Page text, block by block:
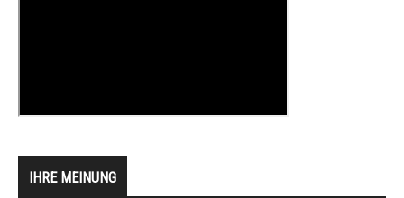
IHRE MEINUNG